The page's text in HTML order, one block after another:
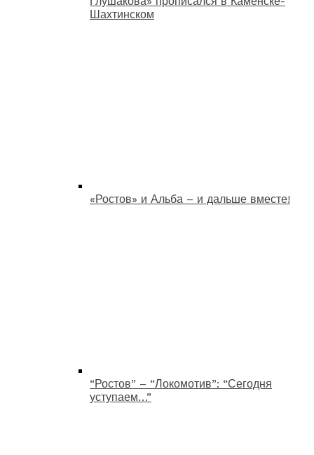
Шахтинском
«Ростов» и Альба – и дальше вместе!
“Ростов” – “Локомотив”: “Сегодня
уступаем…”